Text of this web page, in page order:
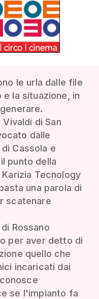
le urla dalle file
la situazione, in
di San
dalle
Cassola e
punto della
Tecnology
una parola di
scatenare
Rossano
per aver detto di
quello che
incaricati dai
se l'impianto fa